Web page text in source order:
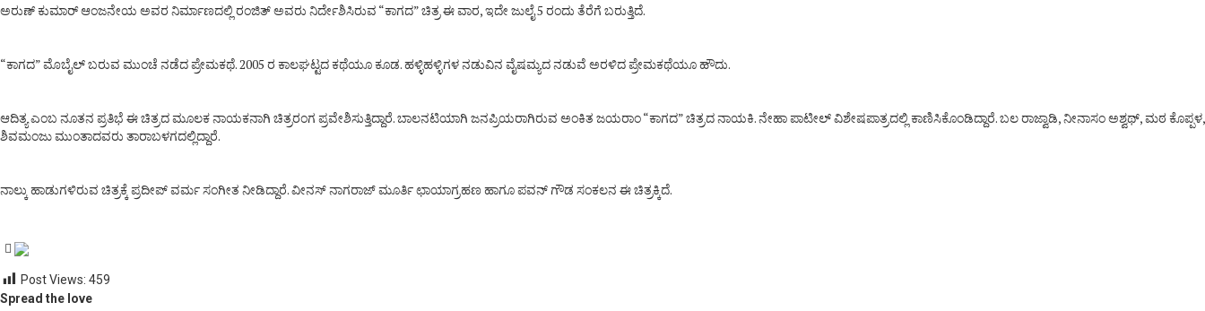
ಅರುಣ್ ಕುಮಾರ್ ಆಂಜನೇಯ ಅವರ ನಿರ್ಮಾಣದಲ್ಲಿ ರಂಜಿತ್ ಅವರು ನಿರ್ದೇಶಿಸಿರುವ “ಕಾಗದ” ಚಿತ್ರ ಈ ವಾರ, ಇದೇ ಜುಲೈ 5 ರಂದು ತೆರೆಗೆ ಬರುತ್ತಿದೆ.
“ಕಾಗದ” ಮೊಬೈಲ್ ಬರುವ ಮುಂಚೆ ನಡೆದ ಪ್ರೇಮಕಥೆ. 2005 ರ ಕಾಲಘಟ್ಟದ ಕಥೆಯೂ ಕೂಡ. ಹಳ್ಳಿಹಳ್ಳಿಗಳ ನಡುವಿನ ವೈಷಮ್ಯದ ನಡುವೆ ಅರಳಿದ ಪ್ರೇಮಕಥೆಯೂ ಹೌದು.
ಆದಿತ್ಯ ಎಂಬ ನೂತನ ಪ್ರತಿಭೆ ಈ ಚಿತ್ರದ ಮೂಲಕ ನಾಯಕನಾಗಿ ಚಿತ್ರರಂಗ ಪ್ರವೇಶಿಸುತ್ತಿದ್ದಾರೆ. ಬಾಲನಟಿಯಾಗಿ ಜನಪ್ರಿಯರಾಗಿರುವ ಅಂಕಿತ ಜಯರಾಂ “ಕಾಗದ” ಚಿತ್ರದ ನಾಯಕಿ. ನೇಹಾ ಪಾಟೀಲ್ ವಿಶೇಷಪಾತ್ರದಲ್ಲಿ ಕಾಣಿಸಿಕೊಂಡಿದ್ದಾರೆ. ಬಲ ರಾಜ್ವಾಡಿ, ನೀನಾಸಂ ಅಶ್ವಥ್, ಮಠ ಕೊಪ್ಪಳ,
ಶಿವಮಂಜು ಮುಂತಾದವರು ತಾರಾಬಳಗದಲ್ಲಿದ್ದಾರೆ.
ನಾಲ್ಕು ಹಾಡುಗಳಿರುವ ಚಿತ್ರಕ್ಕೆ ಪ್ರದೀಪ್ ವರ್ಮ ಸಂಗೀತ ನೀಡಿದ್ದಾರೆ. ವೀನಸ್ ನಾಗರಾಜ್ ಮೂರ್ತಿ ಛಾಯಾಗ್ರಹಣ ಹಾಗೂ ಪವನ್ ಗೌಡ ಸಂಕಲನ ಈ ಚಿತ್ರಕ್ಕಿದೆ.
Post Views: 459
Spread the love